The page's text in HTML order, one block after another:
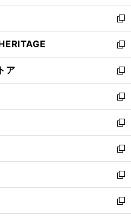
ウ
で
開
く
ン
ド
ウ
で
開
く
新
し
い
ウ
ィ
ン
ド
ウ
で
開
く
新
し
い
ウ
ィ
ン
ド
ウ
で
開
く
ア
新
し
い
ウ
ィ
ン
ド
ウ
で
開
く
新
し
い
ウ
ィ
ン
ド
ウ
で
開
新
し
い
ウ
ィ
ン
ド
ウ
新
し
い
ウ
ィ
ン
新
し
い
ウ
新
し